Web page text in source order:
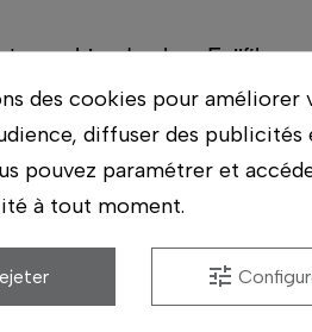
de chez Fujifilm
: on vous montre où
possible, et conseil par
des cookies pour améliorer
diffuser des
pouvez paramétrer et
à tout moment.
tune